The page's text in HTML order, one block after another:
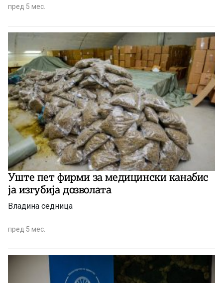
пред 5 мес.
Уште пет фирми за медицински канабис
ја изгубија дозволата
Владина седница
пред 5 мес.